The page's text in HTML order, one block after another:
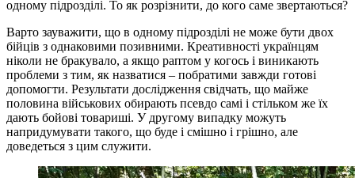
одному підрозділі. То як розрізнити, до кого саме звертаються?
Варто зауважити, що в одному підрозділі не може бути двох
бійців з однаковими позивними. Креативності українцям
ніколи не бракувало, а якщо раптом у когось і виникають
проблеми з тим, як назватися – побратими завжди готові
допомогти. Результати дослідження свідчать, що майже
половина військових обирають псевдо самі і стільком же їх
дають бойові товариші. У другому випадку можуть
напридумувати такого, що буде і смішно і грішно, але
доведеться з цим служити.